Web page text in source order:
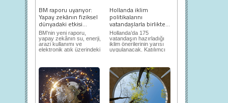
BM raporu uyarıyor:
Yapay zekânın fiziksel
dünyadaki etkisi...
BM’nin yeni raporu,
yapay zekânın su, enerji,
arazi kullanımı ve
elektronik atık üzerindeki
Hollanda iklim
politikalarını
vatandaşlarla birlikte...
Hollanda’da 175
vatandaşın hazırladığı
iklim önerilerinin yarısı
uygulanacak. Katılımcı